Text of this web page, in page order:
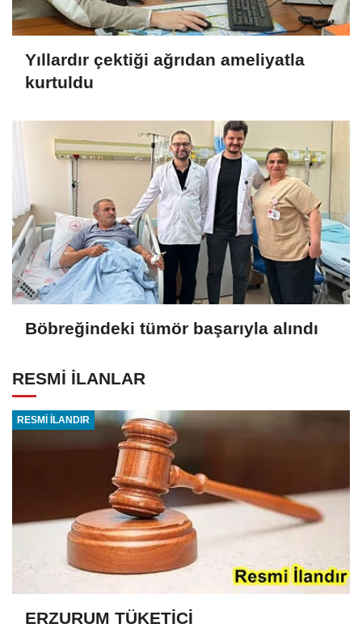
Yıllardır çektiği ağrıdan ameliyatla
kurtuldu
Böbreğindeki tümör başarıyla alındı
RESMİ İLANLAR
RESMİ İLANDIR
ERZURUM TÜKETİCİ